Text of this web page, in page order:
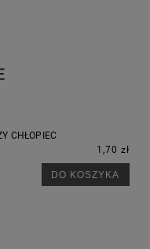
CHŁOPIEC
1,70 zł
DO KOSZYKA